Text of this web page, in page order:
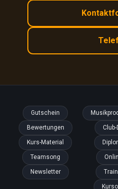
Gutschein
Bewertungen
Kurs-Material
Teamsong
Newsletter
Club-